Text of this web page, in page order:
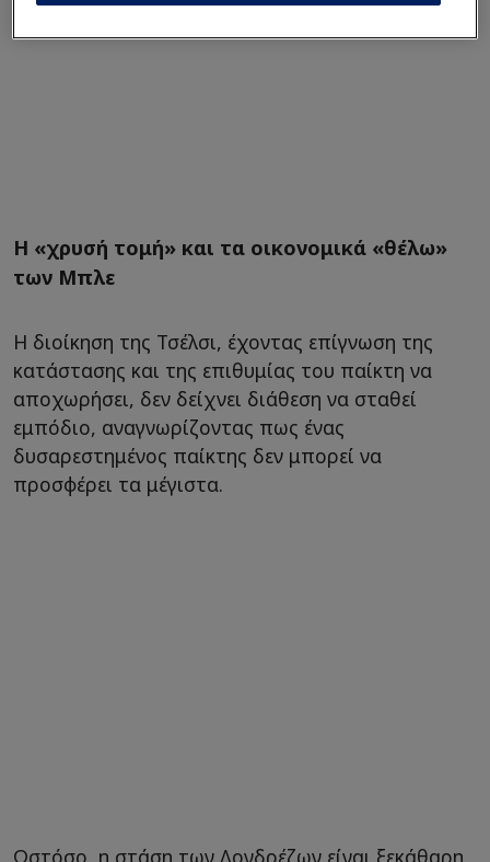
Η «χρυσή τομή» και τα οικονομικά «θέλω»
των Μπλε
Η διοίκηση της Τσέλσι, έχοντας επίγνωση της
κατάστασης και της επιθυμίας του παίκτη να
αποχωρήσει, δεν δείχνει διάθεση να σταθεί
εμπόδιο, αναγνωρίζοντας πως ένας
δυσαρεστημένος παίκτης δεν μπορεί να
προσφέρει τα μέγιστα.
Ωστόσο, η στάση των Λονδρέζων είναι ξεκάθαρη